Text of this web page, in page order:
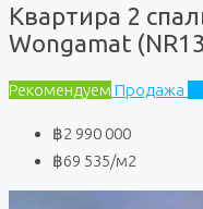
Квартира 2
Wongamat
Рекомендуем Продажа
฿2 990 000
฿69 535/м2